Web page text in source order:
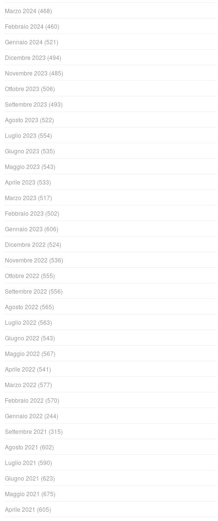
Marzo 2024 (468)
Febbraio 2024 (460)
Gennaio 2024 (521)
Dicembre 2023 (494)
Novembre 2023 (485)
Ottobre 2023 (506)
Settembre 2023 (493)
Agosto 2023 (522)
Luglio 2023 (554)
Giugno 2023 (535)
Maggio 2023 (543)
Aprile 2023 (533)
Marzo 2023 (517)
Febbraio 2023 (502)
Gennaio 2023 (606)
Dicembre 2022 (524)
Novembre 2022 (536)
Ottobre 2022 (555)
Settembre 2022 (556)
Agosto 2022 (565)
Luglio 2022 (563)
Giugno 2022 (543)
Maggio 2022 (567)
Aprile 2022 (541)
Marzo 2022 (577)
Febbraio 2022 (570)
Gennaio 2022 (244)
Settembre 2021 (315)
Agosto 2021 (602)
Luglio 2021 (590)
Giugno 2021 (623)
Maggio 2021 (675)
Aprile 2021 (605)